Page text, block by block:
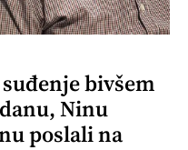
bivšem
Ninu
poslali na